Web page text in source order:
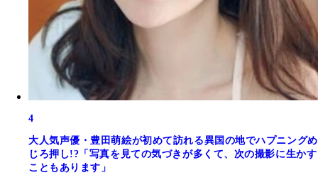
4
大人気声優・豊田萌絵が初めて訪れる異国の地でハプニングめ
じろ押し!?「写真を見ての気づきが多くて、次の撮影に生かす
こともあります」